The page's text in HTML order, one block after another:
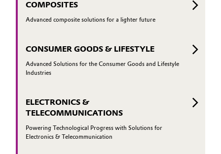
COMPOSITES
Advanced composite solutions for a lighter future
CONSUMER GOODS & LIFESTYLE
Advanced Solutions for the Consumer Goods and Lifestyle
Industries
ELECTRONICS &
TELECOMMUNICATIONS
Powering Technological Progress with Solutions for
Electronics & Telecommunication